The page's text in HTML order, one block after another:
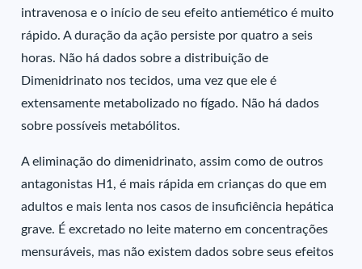
intravenosa e o início de seu efeito antiemético é muito
rápido. A duração da ação persiste por quatro a seis
horas. Não há dados sobre a distribuição de
Dimenidrinato nos tecidos, uma vez que ele é
extensamente metabolizado no fígado. Não há dados
sobre possíveis metabólitos.
A eliminação do dimenidrinato, assim como de outros
antagonistas H1, é mais rápida em crianças do que em
adultos e mais lenta nos casos de insuficiência hepática
grave. É excretado no leite materno em concentrações
mensuráveis, mas não existem dados sobre seus efeitos